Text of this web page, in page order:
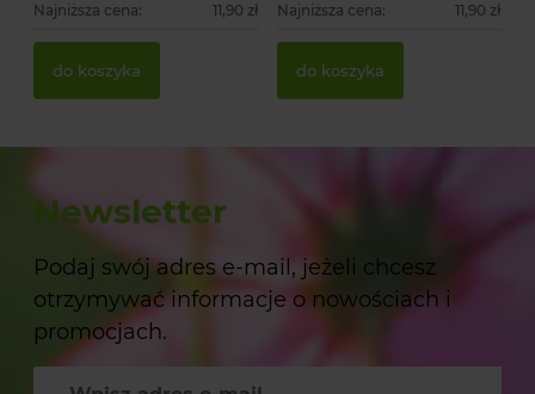
Najniższa cena: 11,90 zł
do koszyka
Najniższa cena: 11,90 zł
do koszyka
Newsletter
Podaj swój adres e-mail, jeżeli chcesz
otrzymywać informacje o nowościach i
promocjach.